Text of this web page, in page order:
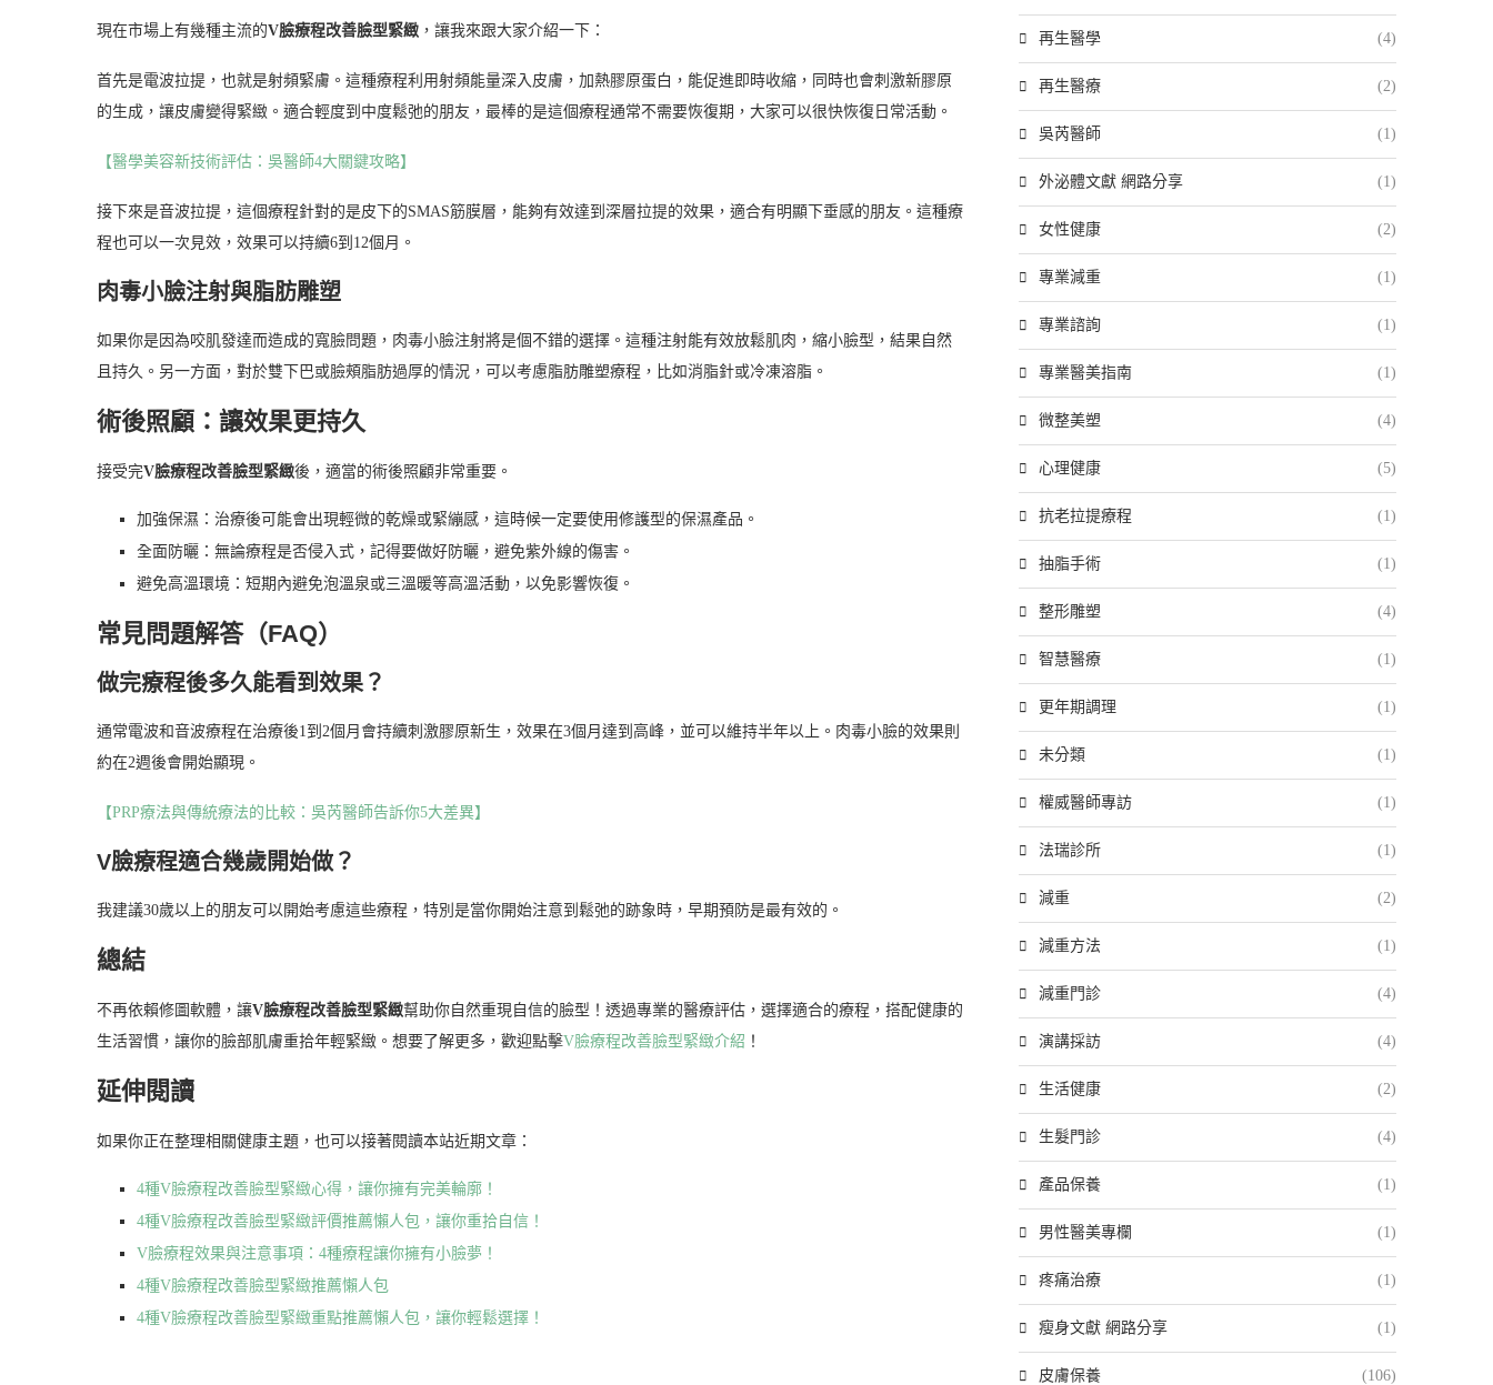
現在市場上有幾種主流的V臉療程改善臉型緊緻 ，讓我來跟大家介紹一下：
首先是電波拉提，也就是射頻緊膚。這種療程利用射頻能量深入皮膚，加熱膠原蛋白，能促進即時收縮，同時也會刺激新膠原
的生成，讓皮膚變得緊緻。適合輕度到中度鬆弛的朋友，最棒的是這個療程通常不需要恢復期，大家可以很快恢復日常活動。
【醫學美容新技術評估：吳醫師4大關鍵攻略】
接下來是音波拉提，這個療程針對的是皮下的SMAS筋膜層，能夠有效達到深層拉提的效果，適合有明顯下垂感的朋友。這種療
程也可以一次見效，效果可以持續6到12個月。
肉毒小臉注射與脂肪雕塑
如果你是因為咬肌發達而造成的寬臉問題，肉毒小臉注射將是個不錯的選擇。這種注射能有效放鬆肌肉，縮小臉型，結果自然
且持久。另一方面，對於雙下巴或臉頰脂肪過厚的情況，可以考慮脂肪雕塑療程，比如消脂針或冷凍溶脂。
術後照顧：讓效果更持久
接受完V臉療程改善臉型緊緻後，適當的術後照顧非常重要。
加強保濕：治療後可能會出現輕微的乾燥或緊繃感，這時候一定要使用修護型的保濕產品。
全面防曬：無論療程是否侵入式，記得要做好防曬，避免紫外線的傷害。
避免高溫環境：短期內避免泡溫泉或三溫暖等高溫活動，以免影響恢復。
常見問題解答（FAQ）
做完療程後多久能看到效果？
通常電波和音波療程在治療後1到2個月會持續刺激膠原新生，效果在3個月達到高峰，並可以維持半年以上。肉毒小臉的效果則
約在2週後會開始顯現。
【PRP療法與傳統療法的比較：吳芮醫師告訴你5大差異】
V臉療程適合幾歲開始做？
我建議30歲以上的朋友可以開始考慮這些療程，特別是當你開始注意到鬆弛的跡象時，早期預防是最有效的。
總結
不再依賴修圖軟體，讓V臉療程改善臉型緊緻幫助你自然重現自信的臉型！透過專業的醫療評估，選擇適合的療程，搭配健康的
生活習慣，讓你的臉部肌膚重拾年輕緊緻。想要了解更多，歡迎點擊V臉療程改善臉型緊緻介紹 ！
延伸閱讀
如果你正在整理相關健康主題，也可以接著閱讀本站近期文章：
4種V臉療程改善臉型緊緻心得，讓你擁有完美輪廓！
4種V臉療程改善臉型緊緻評價推薦懶人包，讓你重拾自信！
V臉療程效果與注意事項：4種療程讓你擁有小臉夢！
4種V臉療程改善臉型緊緻推薦懶人包
4種V臉療程改善臉型緊緻重點推薦懶人包，讓你輕鬆選擇！
再生醫學 (4)
再生醫療 (2)
吳芮醫師 (1)
外泌體文獻 網路分享 (1)
女性健康 (2)
專業減重 (1)
專業諮詢 (1)
專業醫美指南 (1)
微整美塑 (4)
心理健康 (5)
抗老拉提療程 (1)
抽脂手術 (1)
整形雕塑 (4)
智慧醫療 (1)
更年期調理 (1)
未分類 (1)
權威醫師專訪 (1)
法瑞診所 (1)
減重 (2)
減重方法 (1)
減重門診 (4)
演講採訪 (4)
生活健康 (2)
生髮門診 (4)
產品保養 (1)
男性醫美專欄 (1)
疼痛治療 (1)
瘦身文獻 網路分享 (1)
皮膚保養 (106)